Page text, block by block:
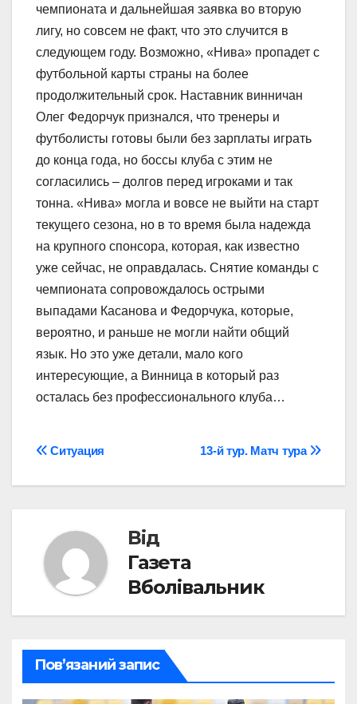
чемпионата и дальнейшая заявка во вторую
лигу, но совсем не факт, что это случится в
следующем году. Возможно, «Нива» пропадет с
футбольной карты страны на более
продолжительный срок. Наставник винничан
Олег Федорчук признался, что тренеры и
футболисты готовы были без зарплаты играть
до конца года, но боссы клуба с этим не
согласились – долгов перед игроками и так
тонна. «Нива» могла и вовсе не выйти на старт
текущего сезона, но в то время была надежда
на крупного спонсора, которая, как известно
уже сейчас, не оправдалась. Снятие команды с
чемпионата сопровождалось острыми
выпадами Касанова и Федорчука, которые,
вероятно, и раньше не могли найти общий
язык. Но это уже детали, мало кого
интересующие, а Винница в который раз
осталась без профессионального клуба…
Навігація
записів
13-й тур. Матч тура
Ситуация
Від
Газета
Вболівальник
Пов’язаний запис